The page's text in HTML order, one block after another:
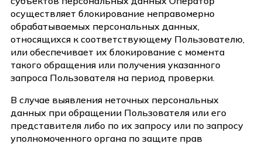
осуществляет блокирование неправомерно
обрабатываемых персональных данных,
относящихся к соответствующему Пользователю,
или обеспечивает их блокирование с момента
такого обращения или получения указанного
запроса Пользователя на период проверки.
В случае выявления неточных персональных
данных при обращении Пользователя или его
представителя либо по их запросу или по запросу
уполномоченного органа по защите прав